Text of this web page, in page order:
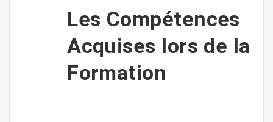
Les Compétences
Acquises lors de la
Formation